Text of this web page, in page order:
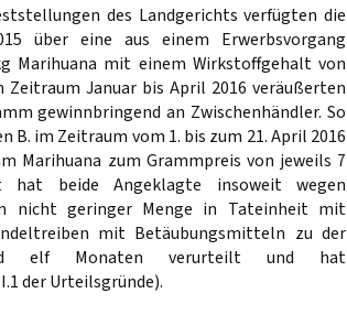
des Landgerichts verfügten die
über eine aus einem Erwerbsvorgang
Marihuana mit einem Wirkstoffgehalt von
Januar bis April 2016 veräußerten
gewinnbringend an Zwischenhändler. So
im Zeitraum vom 1. bis zum 21. April 2016
Marihuana zum Grammpreis von jeweils 7
hat beide Angeklagte insoweit wegen
nicht geringer Menge in Tateinheit mit
mit Betäubungsmitteln zu der
elf Monaten verurteilt und hat
der Urteilsgründe).